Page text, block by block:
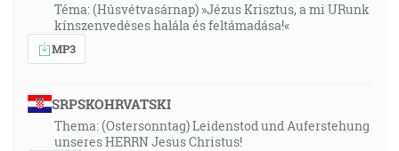
Téma: (Húsvétvasárnap) »Jézus Krisztus, a mi URunk
kínszenvedéses halála és feltámadása!«
MP3
SRPSKOHRVATSKI
Thema: (Ostersonntag) Leidenstod und Auferstehung
unseres HERRN Jesus Christus!